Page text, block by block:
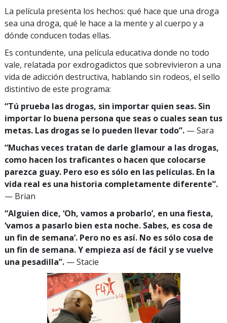
La película presenta los hechos: qué hace que una droga
sea una droga, qué le hace a la mente y al cuerpo y a
dónde conducen todas ellas.
Es contundente, una película educativa donde no todo
vale, relatada por exdrogadictos que sobrevivieron a una
vida de adicción destructiva, hablando sin rodeos, el sello
distintivo de este programa:
“Tú prueba las drogas, sin importar quien seas. Sin
importar lo buena persona que seas o cuales sean tus
metas. Las drogas se lo pueden llevar todo”. — Sara
“Muchas veces tratan de darle glamour a las drogas,
como hacen los traficantes o hacen que colocarse
parezca guay. Pero eso es sólo en las películas. En la
vida real es una historia completamente diferente”.
— Brian
“Alguien dice, ‘Oh, vamos a probarlo’, en una fiesta,
‘vamos a pasarlo bien esta noche. Sabes, es cosa de
un fin de semana’. Pero no es así. No es sólo cosa de
un fin de semana. Y empieza así de fácil y se vuelve
una pesadilla”. — Stacie